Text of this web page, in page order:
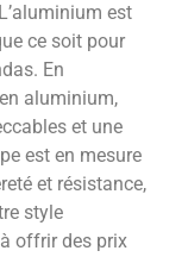
est
ce soit pour
En
aluminium,
et une
est en mesure
et résistance,
style
offrir des prix